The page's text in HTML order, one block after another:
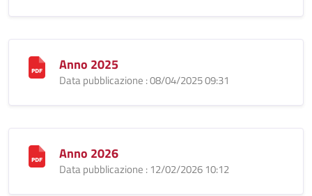
Anno 2025
Data pubblicazione : 08/04/2025 09:31
Anno 2026
Data pubblicazione : 12/02/2026 10:12